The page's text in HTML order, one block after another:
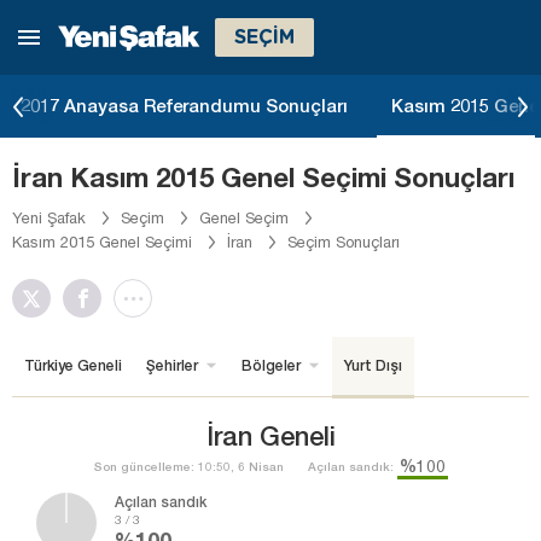
SEÇİM
2017 Anayasa Referandumu Sonuçları Kasım 2015
İran Kasım 2015 Genel Seçimi Sonuçları
Yeni Şafak Seçim
Genel Seçim
Kasım 2015 Genel Seçimi
İran Seçim Sonuçları
Türkiye Geneli Şehirler Bölgeler Yurt Dışı
İran Geneli
Son güncelleme: 10:50, 6 Nisan Açılan sandık: %100
Açılan sandık
3 / 3